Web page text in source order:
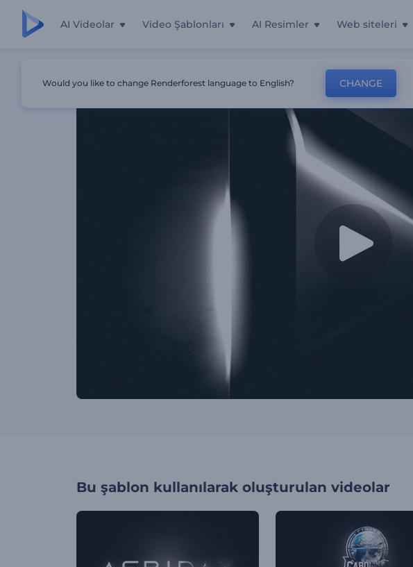
AI Videolar Video Şablonları AI Resimler Web siteleri
Bu şablon kullanılarak oluşturulan videolar
Would you like to change Renderforest language to English? CHANGE